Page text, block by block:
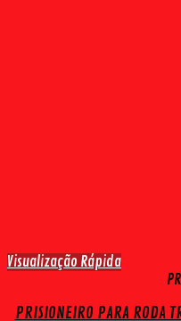
Visualização Rápida
PRISIONEIRO PARA RODA